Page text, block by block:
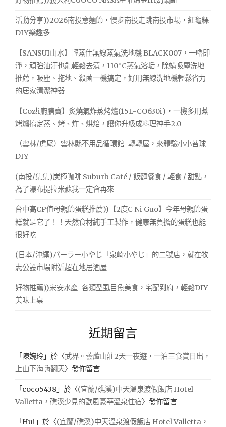
以
四
周
景
的
享
區
面
的
豪
宅，
美
食
還
可
顧
四
美
景
太
了"
活動分享))2026南投意麵節，慢步南投走跳南投市場，紅龜粿
DIY樂趣多
【SANSUI山水】輕蒸仕無線蒸氣洗地機 BLACK007，一嚕即
淨，頑強油汙也能輕鬆去漬，110°C蒸氣溶垢，除蟎吸塵洗地
推薦，吸塵、拖地、殺菌一機搞定，好用無線洗地機輕鬆省力
的居家清潔神器
【Coz!i廚膳寶】炙燒氣炸蒸烤爐(15L-CO630i)，一機多用蒸
烤爐搞定蒸、烤、炸、烘焙，讓你升級成料理神手2.0
（雲林/虎尾）雲林縣不用品循環館-轉轉屋，來體驗小小苔球
DIY
(南投/集集)炭極咖啡 Suburb Café / 飯麵餐食 / 輕食 / 甜點，
為了瀑布提拉米蘇我一定會再來
台中高CP值母親節蛋糕推薦))【2度C Ni Guo】今年母親節蛋
糕就是它了！！天然食材純手工製作，健康無負擔的蛋糕也能
很好吃
(日本/沖繩)パーラー小やじ「泉崎小やじ」的二號店，就在牧
志公設市場附近超在地居酒屋
好物推薦))宋安水產-各類型虱目魚美食，宅配到府，輕鬆DIY
美味上桌
近期留言
「 陳婉玲 」於〈武界。蕓蘆山莊2天一夜遊，一泊三食賞日出，
上山下海嗨翻天〉發佈留言
「 coco5438 」於〈(宜蘭/礁溪)中天溫泉渡假飯店 Hotel
Valletta，礁溪少見的歐風豪華溫泉住宿〉發佈留言
「Hui 」於〈(宜蘭/礁溪)中天溫泉渡假飯店 Hotel Valletta，